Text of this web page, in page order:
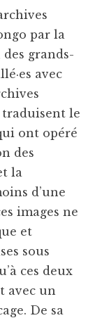
par la
grands-
avec
traduisent le
ont opéré
des
la
d’une
images ne
et
sous
ces deux
avec un
De sa